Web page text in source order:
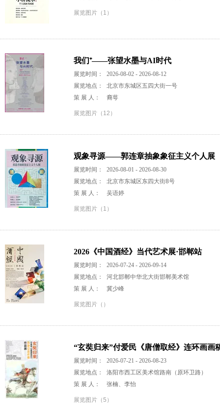
展览图片（1）
我们⁺——张望水墨与AI时代
展览时间：
2026-08-02 - 2026-08-12
展览地点：
北京市东城区五四大街一号
策 展 人：
裔萼
展览图片（12）
观象寻源——郭连章抽象象征主义个人展
展览时间：
2026-08-01 - 2026-08-30
展览地点：
北京市东城区东四大街8号
策 展 人：
吴语婷
展览图片（1）
2026《中国酒经》当代艺术展·邯郸站
展览时间：
2026-07-24 - 2026-09-14
展览地点：
河北邯郸中华北大街邯郸美术馆
策 展 人：
冀少峰
展览图片（）
“玄奘归来”付爱民《唐僧取经》连环画画
展览时间：
2026-07-21 - 2026-08-23
展览地点：
洛阳市西工区美术馆路南（原环卫路）
策 展 人：
张楠、李怡
展览图片（5）